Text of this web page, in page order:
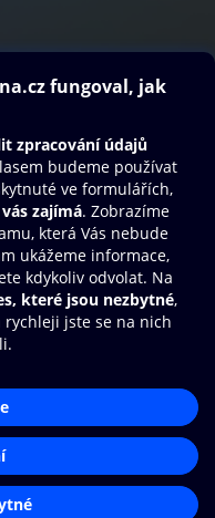
O2 Knihovna
své e-knihy a
a pohodlněji.